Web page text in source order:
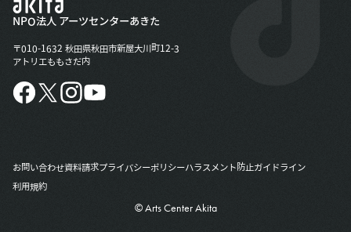
NPO法人 アーツセンターあきた
〒010-1632 秋田県秋田市新屋大川町12-3
アトリエももさだ内
お問い合わせ資料請求プライバシーポリシーハラスメント防止ガイドライン
利用規約
© Arts Center Akita